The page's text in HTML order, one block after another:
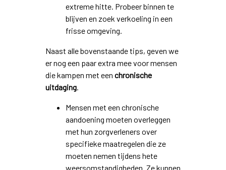
extreme hitte. Probeer binnen te
blijven en zoek verkoeling in een
frisse omgeving.
Naast alle bovenstaande tips, geven we
er nog een paar extra mee voor mensen
die kampen met een chronische
uitdaging.
Mensen met een chronische
aandoening moeten overleggen
met hun zorgverleners over
specifieke maatregelen die ze
moeten nemen tijdens hete
weersomstandigheden. Ze kunnen